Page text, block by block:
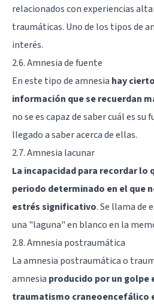
relacionados con experiencias
traumáticas. Uno de los tipos de
interés.
2.6. Amnesia de fuente
En este tipo de amnesia hay
información que se recuerdan
no se es capaz de saber cuál es su
llegado a saber acerca de ellas.
2.7. Amnesia lacunar
La incapacidad para recordar lo
periodo determinado en el que
estrés significativo. Se llama de
una "laguna" en blanco en la
2.8. Amnesia postraumática
La amnesia postraumática o
amnesia producido por un golpe
traumatismo craneoencefálico